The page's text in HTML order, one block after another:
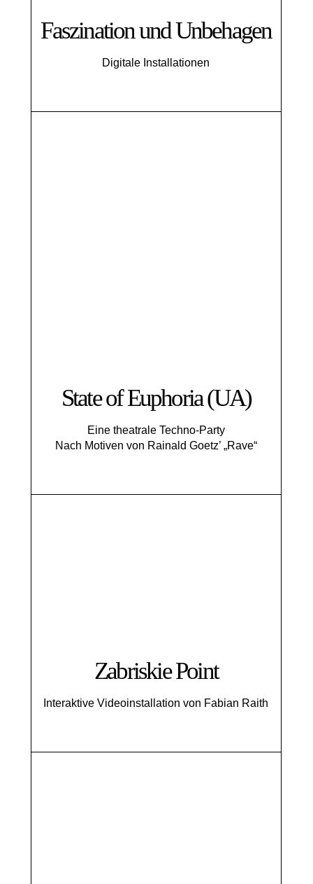
Faszination und Unbehagen
Digitale Installationen
State of Euphoria (UA)
Eine theatrale Techno-Party
Nach Motiven von Rainald Goetz’ „Rave“
Zabriskie Point
Interaktive Videoinstallation von Fabian Raith